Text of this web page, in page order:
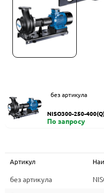
без артикула
NISO300-250-
HZDI
По запросу
Артикул
без артикула